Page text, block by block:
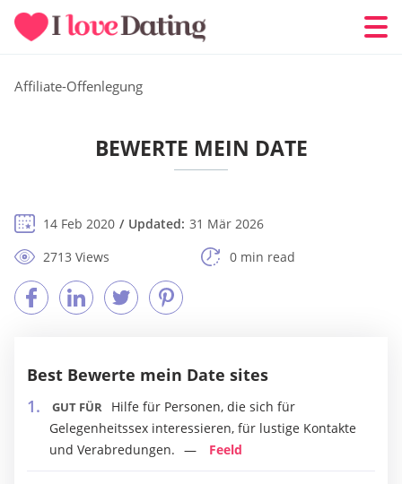
Affiliate-Offenlegung
BEWERTE MEIN DATE
14 Feb 2020 Updated: 31 Mär 2026
2713 Views
0 min read
Best Bewerte mein Date sites
GUT FÜR
Hilfe für Personen, die sich für
Gelegenheitssex interessieren, für lustige Kontakte
und Verabredungen.
Feeld